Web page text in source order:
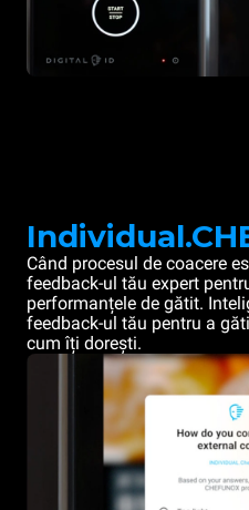
Când procesul de coacere
feedback-ul tău expert
performanțele de gătit.
feedback-ul tău pentru a
cum îți dorești.